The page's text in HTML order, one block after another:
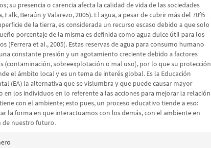
su presencia o carencia afecta la calidad de vida de las sociedades
Falk, Beraún y Valarezo, 2005). El agua, a pesar de cubrir más del 70%
de la tierra, es considerada un recurso escaso debido a que solo
porcentaje de la misma es definida como agua dulce útil para los
(Ferrera et al., 2005). Estas reservas de agua para consumo humano
constante presión y un agotamiento creciente debido a factores
(contaminación, sobreexplotación o mal uso), por lo que su protección
el ámbito local y es un tema de interés global. Es la Educación
(EA) la alternativa que se vislumbra y que puede causar mayor
en los individuos en lo referente a las acciones para mejorar la relación
con el ambiente; esto pues, un proceso educativo tiende a eso:
la forma en que interactuamos con los demás, con el ambiente en
de nuestro futuro.